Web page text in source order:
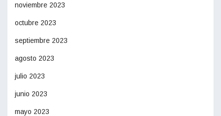
noviembre 2023
octubre 2023
septiembre 2023
agosto 2023
julio 2023
junio 2023
mayo 2023